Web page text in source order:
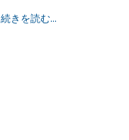
読みやすく高速かつ安
続きを読む...